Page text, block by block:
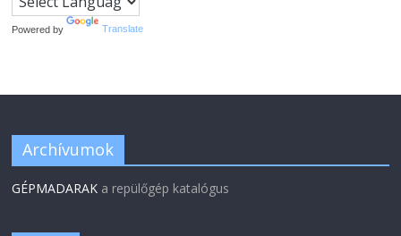
Powered by Translate
Archívumok
GÉPMADARAK a repülőgép katalógus